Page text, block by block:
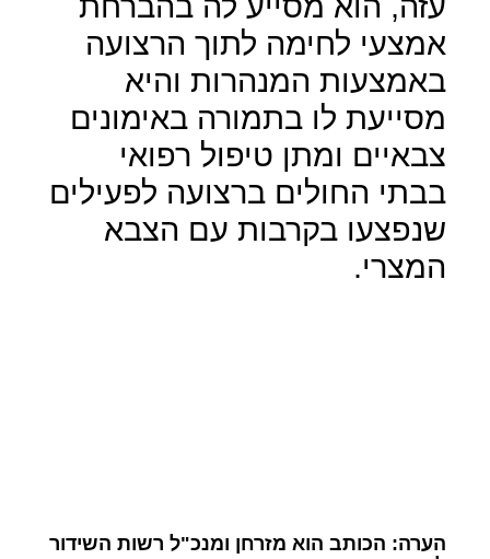
אמצעי לחימה לתוך הרצועה
באמצעות המנהרות והיא
מסייעת לו בתמורה באימונים
צבאיים ומתן טיפול רפואי
בבתי החולים ברצועה לפעילים
שנפצעו בקרבות עם הצבא
המצרי.
הערה: הכותב הוא מזרחן ומנכ"ל רשות השידור